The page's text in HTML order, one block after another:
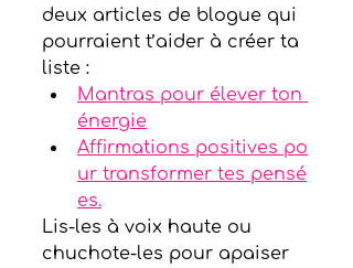
deux articles de blogue qui
pourraient t’aider à créer ta
liste :
Mantras pour élever ton
énergie
Affirmations positives po
ur transformer tes pensé
es.
Lis-les à voix haute ou
chuchote-les pour apaiser